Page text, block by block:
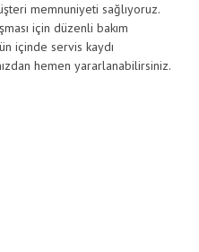
memnuniyeti sağlıyoruz.
için düzenli bakım
içinde servis kaydı
hemen yararlanabilirsiniz.